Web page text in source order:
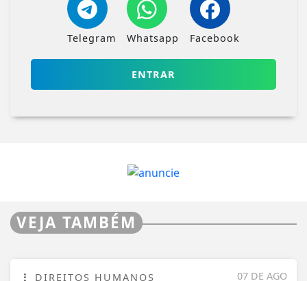
Telegram Whatsapp Facebook
ENTRAR
VEJA TAMBÉM
07 DE AGO
DIREITOS HUMANOS